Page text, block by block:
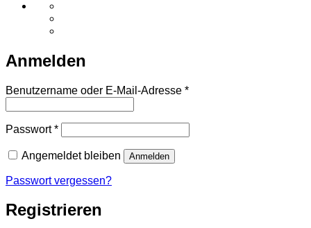
Anmelden
Benutzername oder E-Mail-Adresse *Erforderlich
Passwort*Erforderlich
Angemeldet bleiben Anmelden
Passwort vergessen?
Registrieren